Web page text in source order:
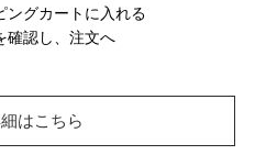
グカートに入れる
確認し、注文へ
はこちら